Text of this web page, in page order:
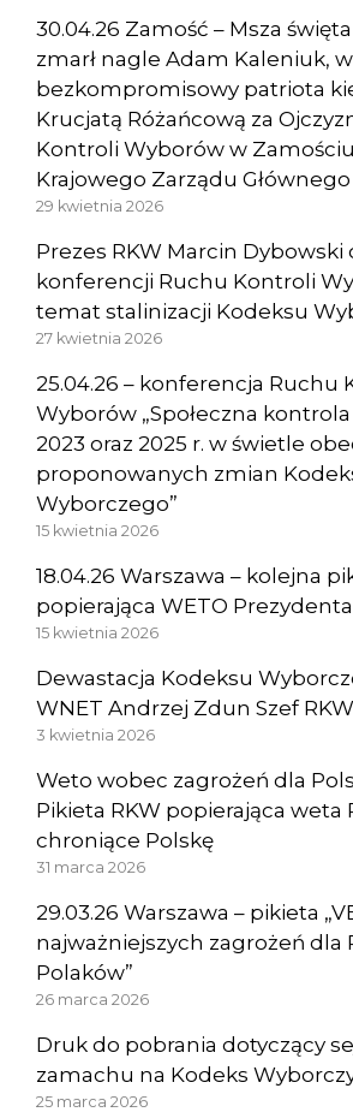
30.04.26 Zamość – Msza
zmarł nagle Adam Kaleniuk,
bezkompromisowy patriota
Krucjatą Różańcową za
Kontroli Wyborów w
Krajowego Zarządu Głównego
29 kwietnia 2026
Prezes RKW Marcin Dybowski
konferencji Ruchu Kontroli
temat stalinizacji Kodeksu
27 kwietnia 2026
25.04.26 – konferencja Ruchu
Wyborów „Społeczna
2023 oraz 2025 r. w świetle
proponowanych zmian
Wyborczego”
15 kwietnia 2026
18.04.26 Warszawa – kolejna
popierająca WETO Prezydenta
15 kwietnia 2026
Dewastacja Kodeksu
WNET Andrzej Zdun Szef
3 kwietnia 2026
Weto wobec zagrożeń dla
Pikieta RKW popierająca weta
chroniące Polskę
31 marca 2026
29.03.26 Warszawa – pikieta
najważniejszych zagrożeń dla
Polaków”
26 marca 2026
Druk do pobrania dotyczący
zamachu na Kodeks
25 marca 2026